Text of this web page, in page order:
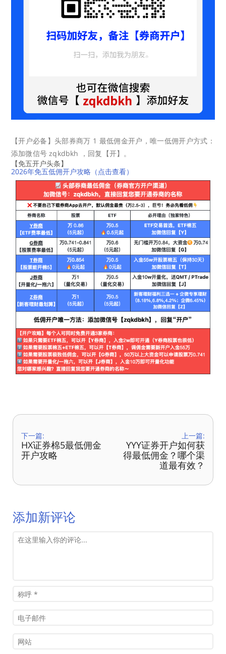
【开户必备】头部券商万 1 最低佣金开户，唯一低佣开户方式：
添加微信号 zqkdbkh ，回复【开】。
【免五开户头条】
2026年免五低佣开户攻略（点击查看）
下一篇:
HX证券棉5最低佣金
开户攻略
上一篇:
YYY证券开户如何获
得最低佣金？哪个渠
道最有效？
添加新评论